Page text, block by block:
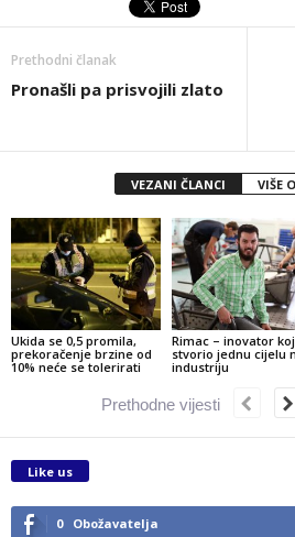
Prethodni članak
Pronašli pa prisvojili zlato
VEZANI ČLANCI VIŠE
Ukida se 0,5 promila,
prekoračenje brzine od
10% neće se tolerirati
Rimac – inovator
stvorio jednu cijelu
industriju
Prethodne vijesti
Like us
0 Obožavatelja